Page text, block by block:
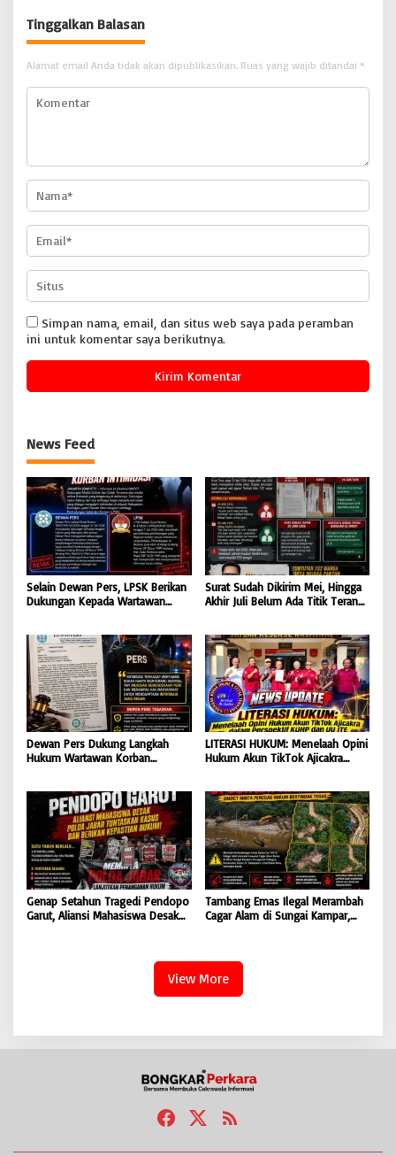
Tinggalkan Balasan
Alamat email Anda tidak akan dipublikasikan. Ruas yang wajib ditandai *
Simpan nama, email, dan situs web saya pada peramban
ini untuk komentar saya berikutnya.
News Feed
Selain Dewan Pers, LPSK Berikan
Dukungan Kepada Wartawan
Surat Sudah Dikirim Mei, Hingga
Akhir Juli Belum Ada Titik Terang:
Disembunyikan dari Bupati Kutim
Dewan Pers Dukung Langkah
Hukum Wartawan Korban
Terhadap Kebebasan Pers
LITERASI HUKUM: Menelaah Opini
Hukum Akun TikTok Ajicakra
Genap Setahun Tragedi Pendopo
Garut, Aliansi Mahasiswa Desak
Tambang Emas Ilegal Merambah
Cagar Alam di Sungai Kampar,
View More